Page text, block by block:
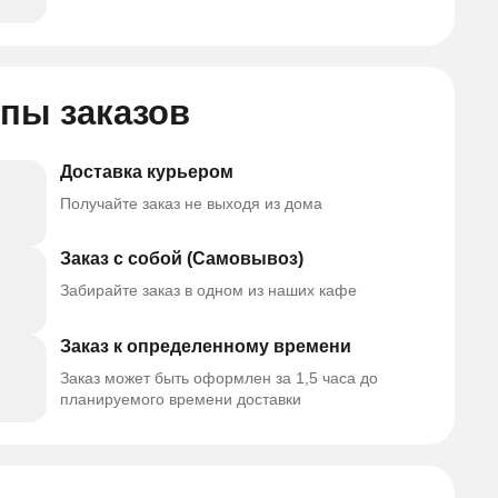
заказов
Доставка курьером
Получайте заказ не выходя из дома
Заказ с собой (Самовывоз)
Забирайте заказ в одном из наших кафе
Заказ к определенному времени
Заказ может быть оформлен за 1,5 часа до
планируемого времени доставки